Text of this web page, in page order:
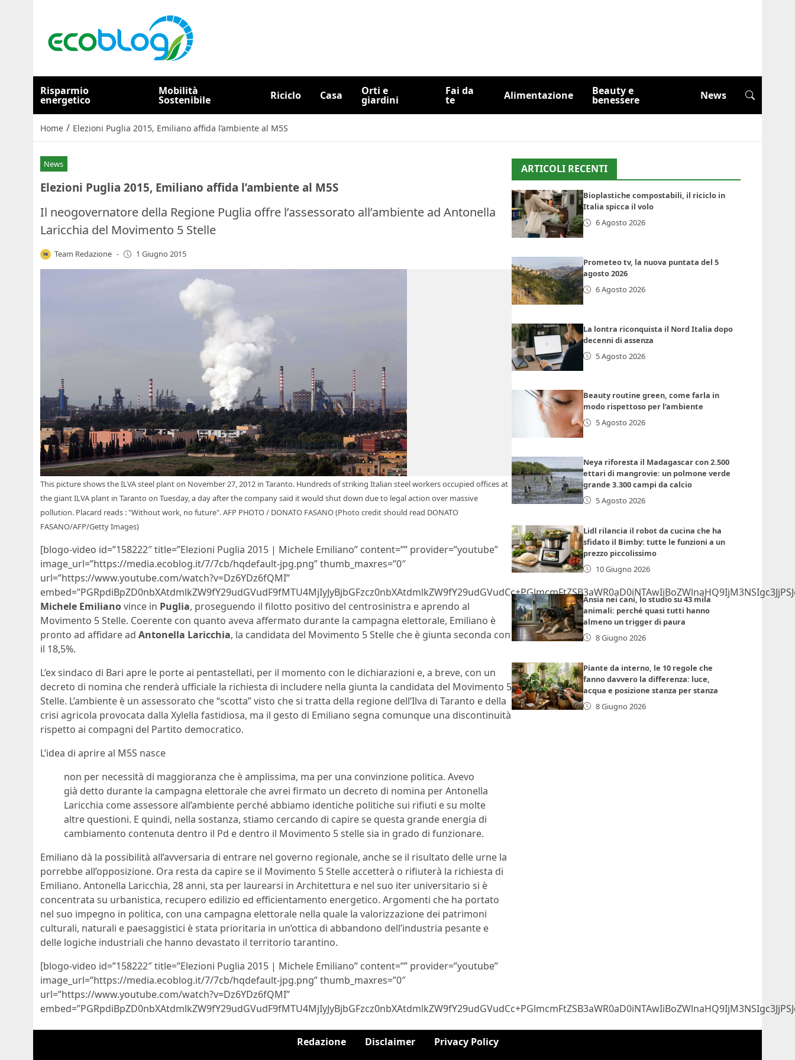
Risparmio
energetico
Mobilità
Sostenibile Riciclo Casa Orti e
giardini
Fai da
te Alimentazione Beauty e
benessere News
Home / Elezioni Puglia 2015, Emiliano affida l’ambiente al M5S
News
Elezioni Puglia 2015, Emiliano affida l’ambiente al M5S
Il neogovernatore della Regione Puglia offre l’assessorato all’ambiente ad Antonella
Laricchia del Movimento 5 Stelle
Team Redazione - 1 Giugno 2015
This picture shows the ILVA steel plant on November 27, 2012 in Taranto. Hundreds of striking Italian steel workers occupied offices at
the giant ILVA plant in Taranto on Tuesday, a day after the company said it would shut down due to legal action over massive
pollution. Placard reads : "Without work, no future". AFP PHOTO / DONATO FASANO (Photo credit should read DONATO
FASANO/AFP/Getty Images)
[blogo-video id=”158222″ title=”Elezioni Puglia 2015 | Michele Emiliano” content=”” provider=”youtube”
image_url=”https://media.ecoblog.it/7/7cb/hqdefault-jpg.png” thumb_maxres=”0″
url=”https://www.youtube.com/watch?v=Dz6YDz6fQMI”
Michele Emilianovince in Puglia, proseguendo il filotto positivo del centrosinistra e aprendo al
Movimento 5 Stelle. Coerente con quanto aveva affermato durante la campagna elettorale, Emiliano è
pronto ad affidare ad Antonella Laricchia, la candidata del Movimento 5 Stelle che è giunta seconda con
il 18,5%.
L’ex sindaco di Bari apre le porte ai pentastellati, per il momento con le dichiarazioni e, a breve, con un
decreto di nomina che renderà ufficiale la richiesta di includere nella giunta la candidata del Movimento 5
Stelle. L’ambiente è un assessorato che “scotta” visto che si tratta della regione dell’Ilva di Taranto e della
crisi agricola provocata dalla Xylella fastidiosa, ma il gesto di Emiliano segna comunque una discontinuità
rispetto ai compagni del Partito democratico.
L’idea di aprire al M5S nasce
non per necessità di maggioranza che è amplissima, ma per una convinzione politica. Avevo
già detto durante la campagna elettorale che avrei firmato un decreto di nomina per Antonella
Laricchia come assessore all’ambiente perché abbiamo identiche politiche sui rifiuti e su molte
altre questioni. E quindi, nella sostanza, stiamo cercando di capire se questa grande energia di
cambiamento contenuta dentro il Pd e dentro il Movimento 5 stelle sia in grado di funzionare.
Emiliano dà la possibilità all’avversaria di entrare nel governo regionale, anche se il risultato delle urne la
porrebbe all’opposizione. Ora resta da capire se il Movimento 5 Stelle accetterà o rifiuterà la richiesta di
Emiliano. Antonella Laricchia, 28 anni, sta per laurearsi in Architettura e nel suo iter universitario si è
concentrata su urbanistica, recupero edilizio ed efficientamento energetico. Argomenti che ha portato
nel suo impegno in politica, con una campagna elettorale nella quale la valorizzazione dei patrimoni
culturali, naturali e paesaggistici è stata prioritaria in un’ottica di abbandono dell’industria pesante e
delle logiche industriali che hanno devastato il territorio tarantino.
[blogo-video id=”158222″ title=”Elezioni Puglia 2015 | Michele Emiliano” content=”” provider=”youtube”
image_url=”https://media.ecoblog.it/7/7cb/hqdefault-jpg.png” thumb_maxres=”0″
url=”https://www.youtube.com/watch?v=Dz6YDz6fQMI”
ARTICOLI RECENTI
Bioplastiche compostabili, il riciclo in
Italia spicca il volo
6 Agosto 2026
Prometeo tv, la nuova puntata del 5
agosto 2026
6 Agosto 2026
La lontra riconquista il Nord Italia dopo
decenni di assenza
5 Agosto 2026
Beauty routine green, come farla in
modo rispettoso per l’ambiente
5 Agosto 2026
Neya riforesta il Madagascar con 2.500
ettari di mangrovie: un polmone verde
grande 3.300 campi da calcio
5 Agosto 2026
Lidl rilancia il robot da cucina che ha
sfidato il Bimby: tutte le funzioni a un
prezzo piccolissimo
10 Giugno 2026
Ansia nei cani, lo studio su 43 mila
animali: perché quasi tutti hanno
almeno un trigger di paura
8 Giugno 2026
Piante da interno, le 10 regole che
fanno davvero la differenza: luce,
acqua e posizione stanza per stanza
8 Giugno 2026
Redazione Disclaimer Privacy Policy